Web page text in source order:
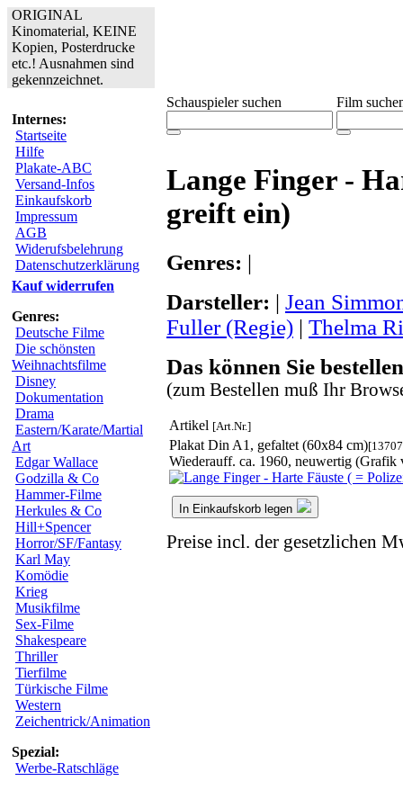
ORIGINAL
Kinomaterial, KEINE
Kopien, Posterdrucke
etc.! Ausnahmen sind
gekennzeichnet.
Internes:
Startseite
Hilfe
Plakate-ABC
Versand-Infos
Einkaufskorb
Impressum
AGB
Widerufsbelehrung
Datenschutzerklärung
Kauf widerrufen
Genres:
Deutsche Filme
Die schönsten
Weihnachtsfilme
Disney
Dokumentation
Drama
Eastern/Karate/Martial
Art
Edgar Wallace
Godzilla & Co
Hammer-Filme
Herkules & Co
Hill+Spencer
Horror/SF/Fantasy
Karl May
Komödie
Krieg
Musikfilme
Sex-Filme
Shakespeare
Thriller
Tierfilme
Türkische Filme
Western
Zeichentrick/Animation
Spezial:
Werbe-Ratschläge
Schauspieler suchen Film
Lange Finger -
greift ein)
Genres: |
Darsteller: | Jean
Fuller (Regie) | Thelma
Das können Sie
(zum Bestellen muß Ihr
Artikel [Art.Nr.]
Plakat Din A1, gefaltet (60x84 cm)
Wiederauff. ca. 1960, neuwertig (Grafik
In Einkaufskorb legen
Preise incl. der gesetzlichen